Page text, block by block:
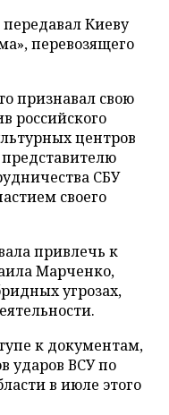
Киеву
перевозящего
признавал свою
российского
центров
СБУ
своего
привлечь к
Марченко,
угрозах,
к документам,
ударов ВСУ по
в июле этого